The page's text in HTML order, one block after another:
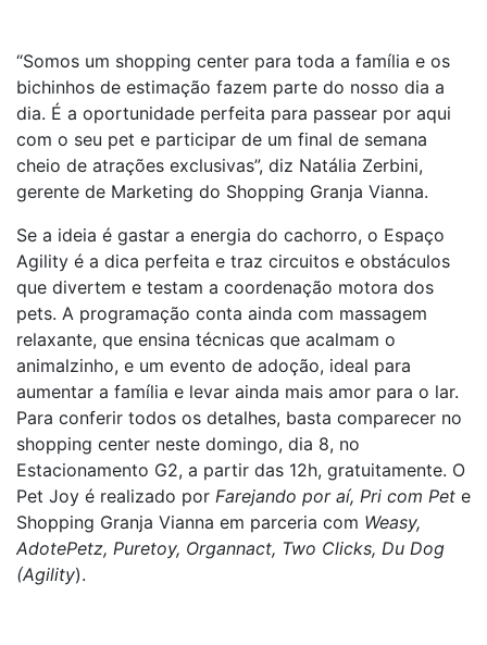
“Somos um shopping center para toda a família e os
bichinhos de estimação fazem parte do nosso dia a
dia. É a oportunidade perfeita para passear por aqui
com o seu pet e participar de um final de semana
cheio de atrações exclusivas”, diz Natália Zerbini,
gerente de Marketing do Shopping Granja Vianna.
Se a ideia é gastar a energia do cachorro, o Espaço
Agility é a dica perfeita e traz circuitos e obstáculos
que divertem e testam a coordenação motora dos
pets. A programação conta ainda com massagem
relaxante, que ensina técnicas que acalmam o
animalzinho, e um evento de adoção, ideal para
aumentar a família e levar ainda mais amor para o lar.
Para conferir todos os detalhes, basta comparecer no
shopping center neste domingo, dia 8, no
Estacionamento G2, a partir das 12h, gratuitamente. O
Pet Joy é realizado por Farejando por aí, Pri com Pet e
Shopping Granja Vianna em parceria com Weasy,
AdotePetz, Puretoy, Organnact, Two Clicks, Du Dog
(Agility).